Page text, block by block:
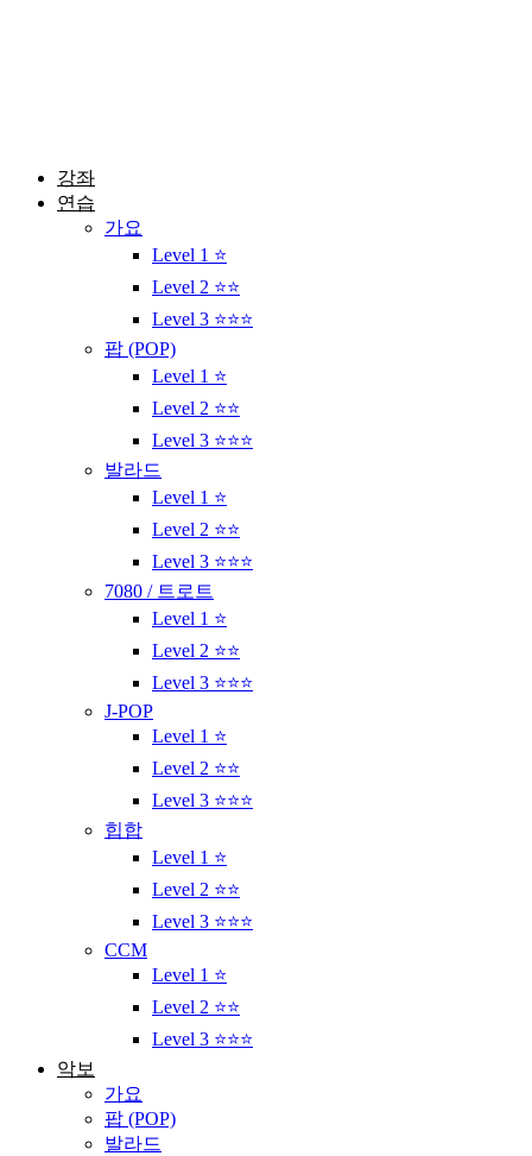
강좌
연습
가요
Level 1 ⭐
Level 2 ⭐⭐
Level 3 ⭐⭐⭐
팝 (POP)
Level 1 ⭐
Level 2 ⭐⭐
Level 3 ⭐⭐⭐
발라드
Level 1 ⭐
Level 2 ⭐⭐
Level 3 ⭐⭐⭐
7080 / 트로트
Level 1 ⭐
Level 2 ⭐⭐
Level 3 ⭐⭐⭐
J-POP
Level 1 ⭐
Level 2 ⭐⭐
Level 3 ⭐⭐⭐
힙합
Level 1 ⭐
Level 2 ⭐⭐
Level 3 ⭐⭐⭐
CCM
Level 1 ⭐
Level 2 ⭐⭐
Level 3 ⭐⭐⭐
악보
가요
팝 (POP)
발라드